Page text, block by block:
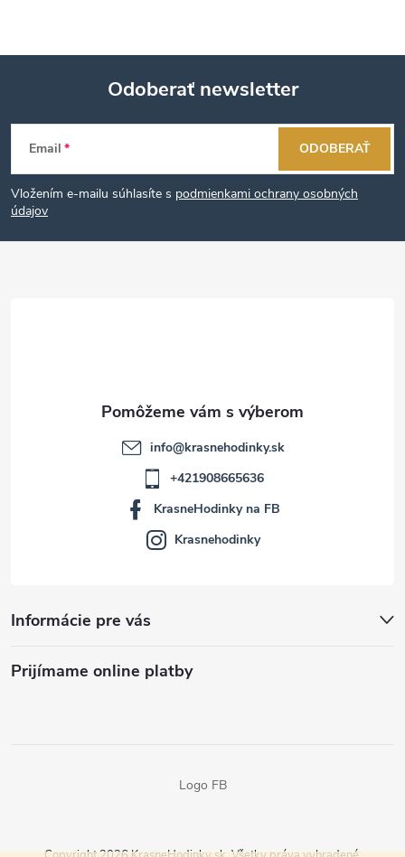
Z
á
p
Odoberať newsletter
Email
Vložením e-mailu súhlasíte s podmienkami ochrany osobných
údajov
ODOBERAŤ
Informácie pre vás
Prijímame online platby
info@krasnehodinky.sk
+421908665636
KrasneHodinky na FB
Krasnehodinky
Logo FB